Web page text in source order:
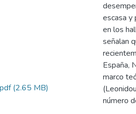
(2.65 MB)
escasa y
en los
señalan
España,
marco
número